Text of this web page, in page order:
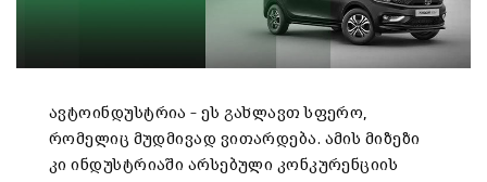
ავტოინდუსტრია – ეს გახლავთ სფერო,
რომელიც მუდმივად ვითარდება. ამის მიზეზი
კი ინდუსტრიაში არსებული კონკურენციის